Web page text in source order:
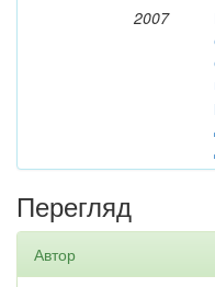
2007
Перегляд
Автор